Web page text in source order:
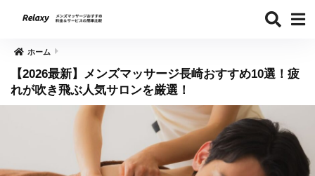
ホーム
【2026最新】メンズマッサージ長崎おすすめ10選！疲
れが吹き飛ぶ人気サロンを厳選！